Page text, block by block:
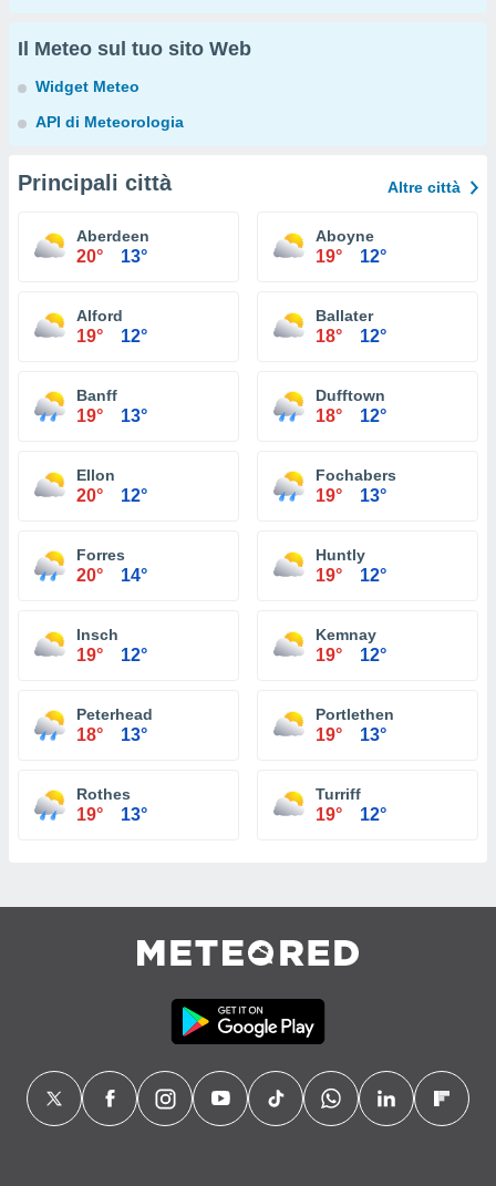
Il Meteo sul tuo sito Web
Widget Meteo
API di Meteorologia
Principali città Altre città
Aberdeen
20° 13°
Aboyne
19° 12°
Alford
19° 12°
Ballater
18° 12°
Banff
19° 13°
Dufftown
18° 12°
Ellon
20° 12°
Fochabers
19° 13°
Forres
20° 14°
Huntly
19° 12°
Insch
19° 12°
Kemnay
19° 12°
Peterhead
18° 13°
Portlethen
19° 13°
Rothes
19° 13°
Turriff
19° 12°